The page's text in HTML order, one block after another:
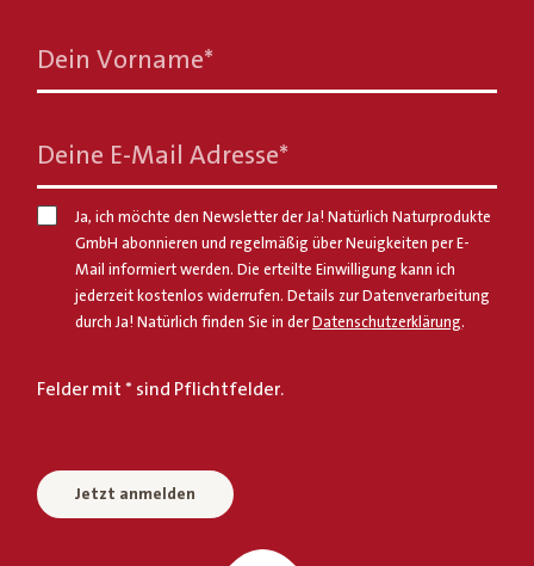
Dein Vorname*
Deine E-Mail Adresse*
Ja, ich möchte den Newsletter der Ja! Natürlich Naturprodukte
GmbH abonnieren und regelmäßig über Neuigkeiten per E-
Mail informiert werden. Die erteilte Einwilligung kann ich
jederzeit kostenlos widerrufen. Details zur Datenverarbeitung
durch Ja! Natürlich finden Sie in der Datenschutzerklärung.
Felder mit * sind Pflichtfelder.
Jetzt anmelden